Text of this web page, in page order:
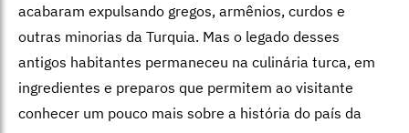
acabaram expulsando gregos, armênios, curdos e
outras minorias da Turquia. Mas o legado desses
antigos habitantes permaneceu na culinária turca, em
ingredientes e preparos que permitem ao visitante
conhecer um pouco mais sobre a história do país da